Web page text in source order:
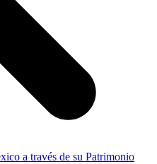
a través de su Patrimonio